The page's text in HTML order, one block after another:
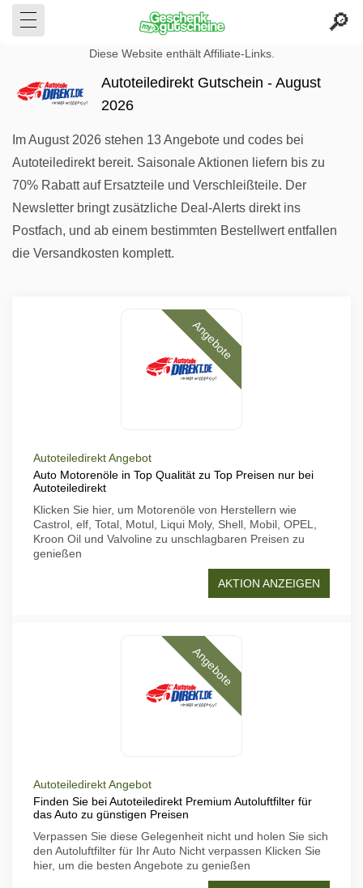
Diese Website enthält Affiliate-Links.
Autoteiledirekt Gutschein - August
2026
Im August 2026 stehen 13 Angebote und codes bei
Autoteiledirekt bereit. Saisonale Aktionen liefern bis zu
70% Rabatt auf Ersatzteile und Verschleißteile. Der
Newsletter bringt zusätzliche Deal-Alerts direkt ins
Postfach, und ab einem bestimmten Bestellwert entfallen
die Versandkosten komplett.
Angebote
Autoteiledirekt Angebot
Auto Motorenöle in Top Qualität zu Top Preisen nur bei
Autoteiledirekt
Klicken Sie hier, um Motorenöle von Herstellern wie
Castrol, elf, Total, Motul, Liqui Moly, Shell, Mobil, OPEL,
Kroon Oil und Valvoline zu unschlagbaren Preisen zu
genießen
AKTION ANZEIGEN
Angebote
Autoteiledirekt Angebot
Finden Sie bei Autoteiledirekt Premium Autoluftfilter für
das Auto zu günstigen Preisen
Verpassen Sie diese Gelegenheit nicht und holen Sie sich
den Autoluftfilter für Ihr Auto Nicht verpassen Klicken Sie
hier, um die besten Angebote zu genießen